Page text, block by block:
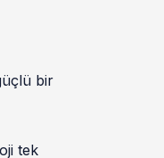
bir
tek